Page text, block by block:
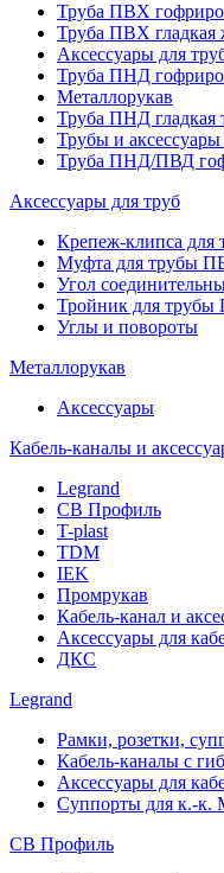
Труба ПВХ
Труба ПВХ гладкая
Аксессуары для
Труба ПНД
Металлорукав
Труба ПНД гладкая
Трубы и
Труба ПНД/ПВД
Аксессуары для труб
Крепеж-клипса
Муфта для трубы
Угол
Тройник для
Углы и повороты
Металлорукав
Аксессуары
Кабель-каналы и
Legrand
СВ Профиль
T-plast
TDM
IEK
Промрукав
Кабель-канал и
Аксессуары для
ДКС
Legrand
Рамки, розетки,
Кабель-каналы с
Аксессуары для
Суппорты для к.-к.
СВ Профиль